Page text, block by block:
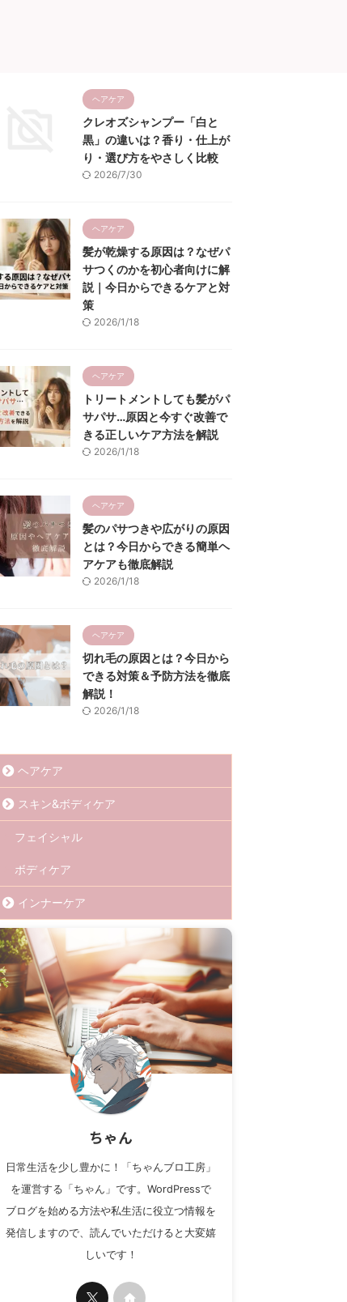
ヘアケア
クレオズシャンプー「白と
黒」の違いは？香り・仕上が
り・選び方をやさしく比較
2026/7/30
ヘアケア
髪が乾燥する原因は？なぜパ
サつくのかを初心者向けに解
説｜今日からできるケアと対
策
2026/1/18
ヘアケア
トリートメントしても髪がパ
サパサ…原因と今すぐ改善で
きる正しいケア方法を解説
2026/1/18
ヘアケア
髪のパサつきや広がりの原因
とは？今日からできる簡単ヘ
アケアも徹底解説
2026/1/18
ヘアケア
切れ毛の原因とは？今日から
できる対策＆予防方法を徹底
解説！
2026/1/18
ヘアケア
スキン&ボディケア
フェイシャル
ボディケア
インナーケア
ちゃん
日常生活を少し豊かに！「ちゃんブロ工房」
を運営する「ちゃん」です。WordPressで
ブログを始める方法や私生活に役立つ情報を
発信しますので、読んでいただけると大変嬉
しいです！